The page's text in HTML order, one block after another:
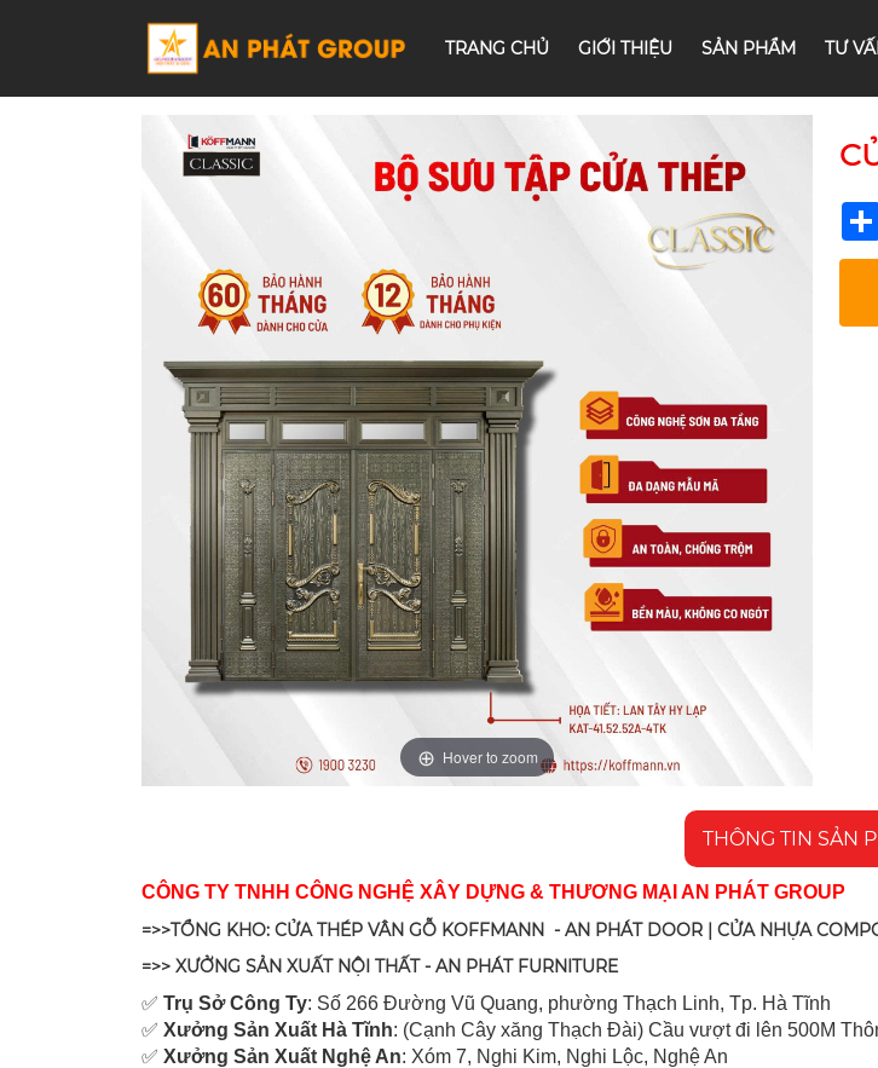
TRANG CHỦ GIỚI THIỆU SẢN PHẨM TƯ
Hover to zoom
THÔNG TIN SẢN
CÔNG TY TNHH CÔNG NGHỆ XÂY DỰNG & THƯƠNG MẠI AN PHÁT GROUP
=>>TỔNG KHO: CỬA THÉP VÂN GỖ KOFFMANN - AN PHÁT DOOR | CỬA NHỰA
=>> XƯỞNG SẢN XUẤT NỘI THẤT - AN PHÁT FURNITURE
✅ Trụ Sở Công Ty: Số 266 Đường Vũ Quang, phường Thạch Linh, Tp. Hà Tĩnh
✅ Xưởng Sản Xuất Hà Tĩnh: (Cạnh Cây xăng Thạch Đài) Cầu vượt đi lên 500M T
✅ Xưởng Sản Xuất Nghệ An: Xóm 7, Nghi Kim, Nghi Lộc, Nghệ An